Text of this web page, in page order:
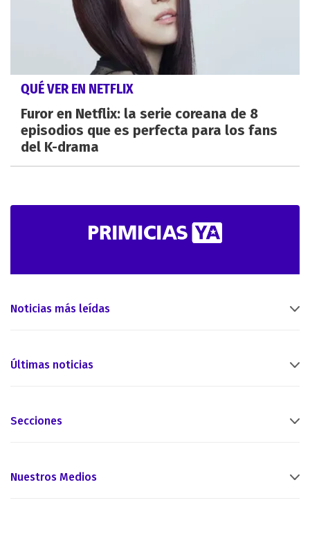
QUÉ VER EN NETFLIX
Furor en Netflix: la serie coreana de 8
episodios que es perfecta para los fans
del K-drama
Noticias más leídas
Últimas noticias
Secciones
Nuestros Medios